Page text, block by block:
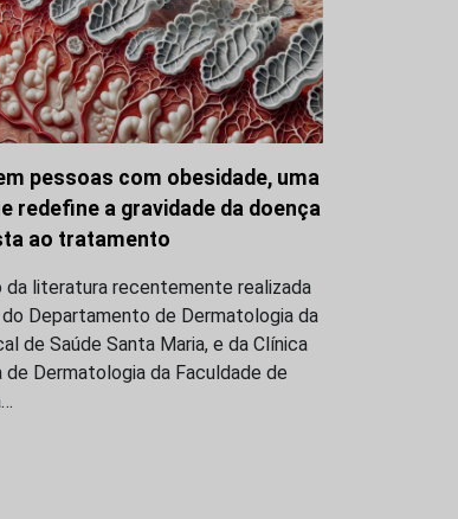
pessoas com obesidade, uma
redefine a gravidade da doença
ao tratamento
da literatura recentemente realizada
Departamento de Dermatologia da
de Saúde Santa Maria, e da Clínica
de Dermatologia da Faculdade de